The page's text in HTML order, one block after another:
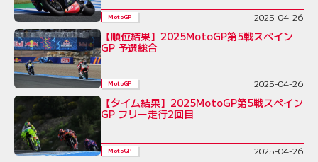
MotoGP 2025-04-26
【順位結果】2025MotoGP第5戦スペイン
GP 予選総合
MotoGP 2025-04-26
【タイム結果】2025MotoGP第5戦スペイン
GP フリー走行2回目
MotoGP 2025-04-26